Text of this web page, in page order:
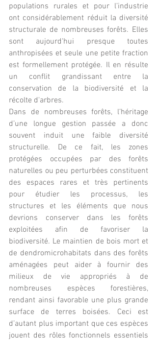
populations rurales et pour l’industrie
ont considérablement réduit la diversité
structurale de nombreuses forêts. Elles
sont aujourd'hui presque toutes
anthropisées et seule une petite fraction
est formellement protégée. Il en résulte
un conflit grandissant entre la
conservation de la biodiversité et la
récolte d'arbres.
Dans de nombreuses forêts, l’héritage
d’une longue gestion passée a donc
souvent induit une faible diversité
structurelle. De ce fait, les zones
protégées occupées par des forêts
naturelles ou peu perturbées constituent
des espaces rares et très pertinents
pour étudier les processus, les
structures et les éléments que nous
devrions conserver dans les forêts
exploitées afin de favoriser la
biodiversité. Le maintien de bois mort et
de dendromicrohabitats dans des forêts
aménagées peut aider à fournir des
milieux de vie appropriés à de
nombreuses espèces forestières,
rendant ainsi favorable une plus grande
surface de terres boisées. Ceci est
d’autant plus important que ces espèces
jouent des rôles fonctionnels essentiels